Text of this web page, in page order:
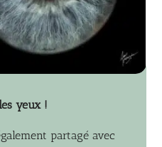
yeux !
partagé avec